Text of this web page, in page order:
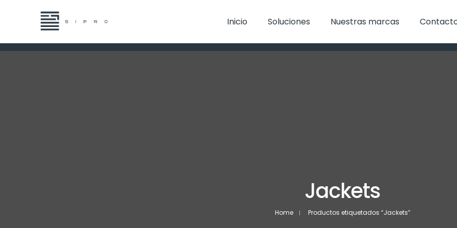
Inicio Soluciones Nuestras marcas
Jackets
Home Productos etiquetados “Jackets”